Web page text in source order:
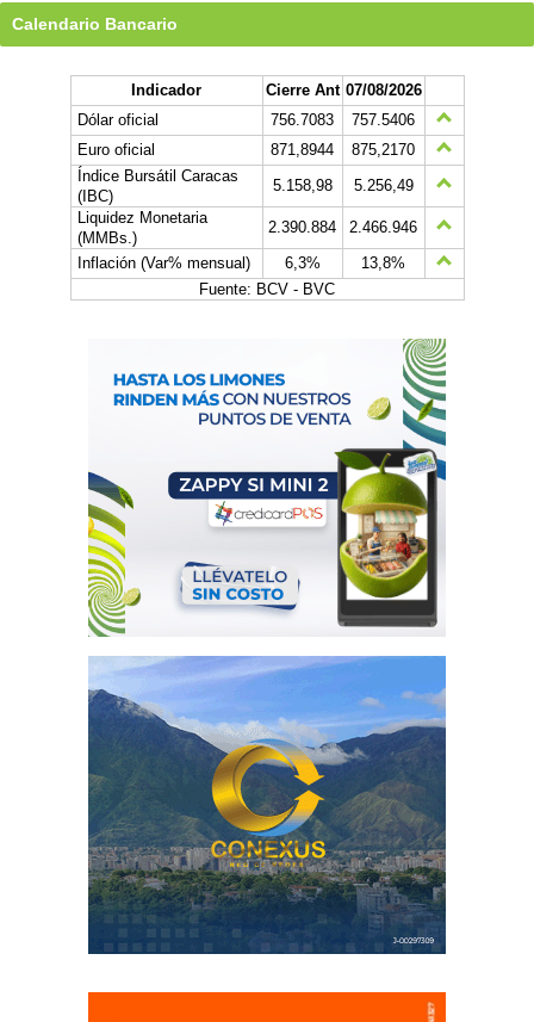
Calendario Bancario
Indicador Cierre Ant 07/08/2026
Dólar oficial
756.7083
757.5406
Euro oficial
871,8944
875,2170
Índice Bursátil Caracas
(IBC)
5.158,98
5.256,49
Liquidez Monetaria
(MMBs.)
2.390.884
2.466.946
Inflación (Var% mensual)
6,3%
13,8%
Fuente: BCV - BVC